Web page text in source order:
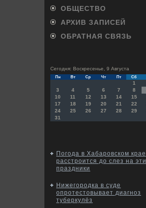
ОБЩЕСТВО
АРХИВ ЗАПИСЕЙ
ОБРАТНАЯ СВЯЗЬ
Сегодня: Воскресенье, 9 Августа
Пн Вт Ср Чт Пт Сб
1
3
4 5 6 7 8
10
11 12 13 14 15
17
18 19 20 21 22
24
25 26 27 28 29
31
Погода в Хабаровском крае
расстроится до слез на эти
праздники
Нижегородка в суде
опротестовывает диагноз
туберкулёз